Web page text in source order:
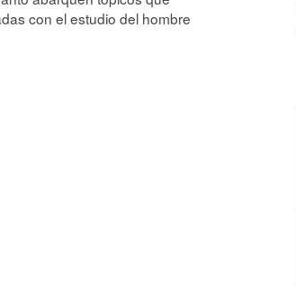
con el estudio del hombre